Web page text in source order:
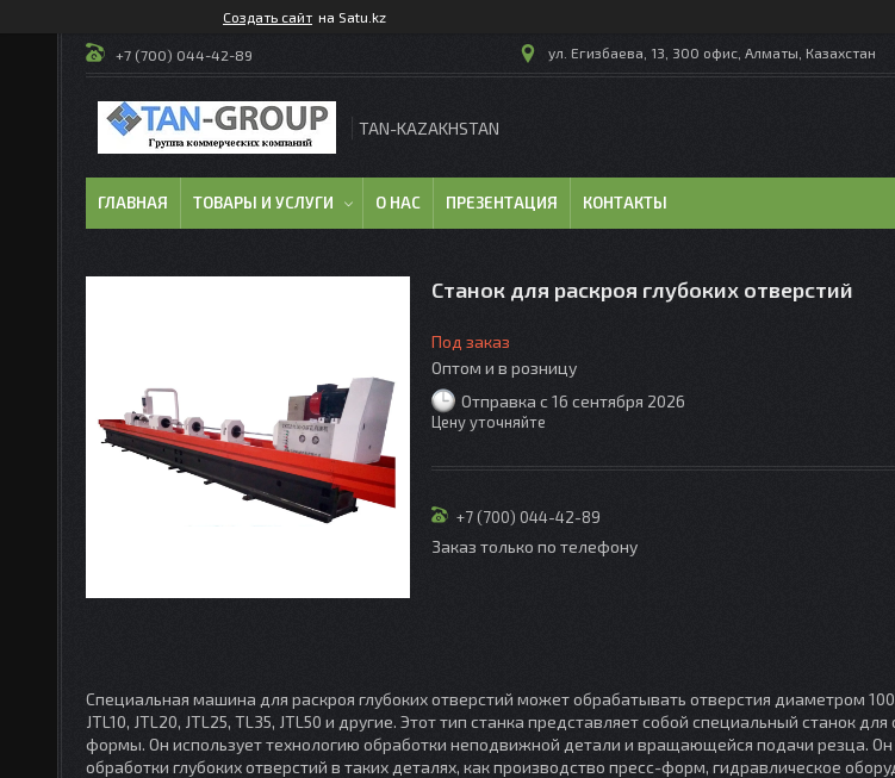
Создать сайт на Satu.kz
+7 (700) 044-42-89 ул. Егизбаева, 13, 300 офис, Алматы, Казахстан
TAN-KAZAKHSTAN
ГЛАВНАЯ ТОВАРЫ И УСЛУГИ О НАС ПРЕЗЕНТАЦИЯ КОНТАКТЫ
Станок для раскроя глубоких отверстий
Под заказ
Оптом и в розницу
Отправка с 16 сентября 2026
Цену уточняйте
+7 (700) 044-42-89
Заказ только по телефону
Специальная машина для раскроя глубоких отверстий может обрабатывать отверстия диаметром
JTL10, JTL20, JTL25, TL35, JTL50 и другие. Этот тип станка представляет собой специальный станок
формы. Он использует технологию обработки неподвижной детали и вращающейся подачи резца. Он
обработки глубоких отверстий в таких деталях, как производство пресс-форм, гидравлическое